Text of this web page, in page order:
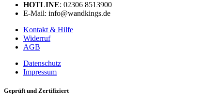
HOTLINE: 02306 8513900
E-Mail: info@wandkings.de
Kontakt & Hilfe
Widerruf
AGB
Datenschutz
Impressum
Geprüft und Zertifiziert